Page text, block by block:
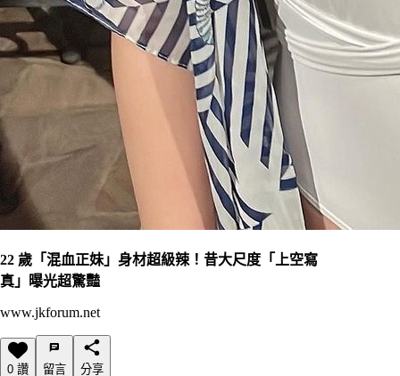
22 歲「混血正妹」身材超級辣！昔大尺度「上空寫
真」曝光超驚豔
www.jkforum.net
0 讚 留言 分享